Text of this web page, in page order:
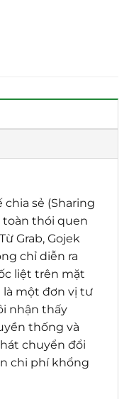
sẻ (Sharing
toàn thói quen
Grab, Gojek
chỉ diễn ra
liệt trên mặt
là một đơn vị tư
nhận thấy
thống và
chuyển đổi
chi phí khổng